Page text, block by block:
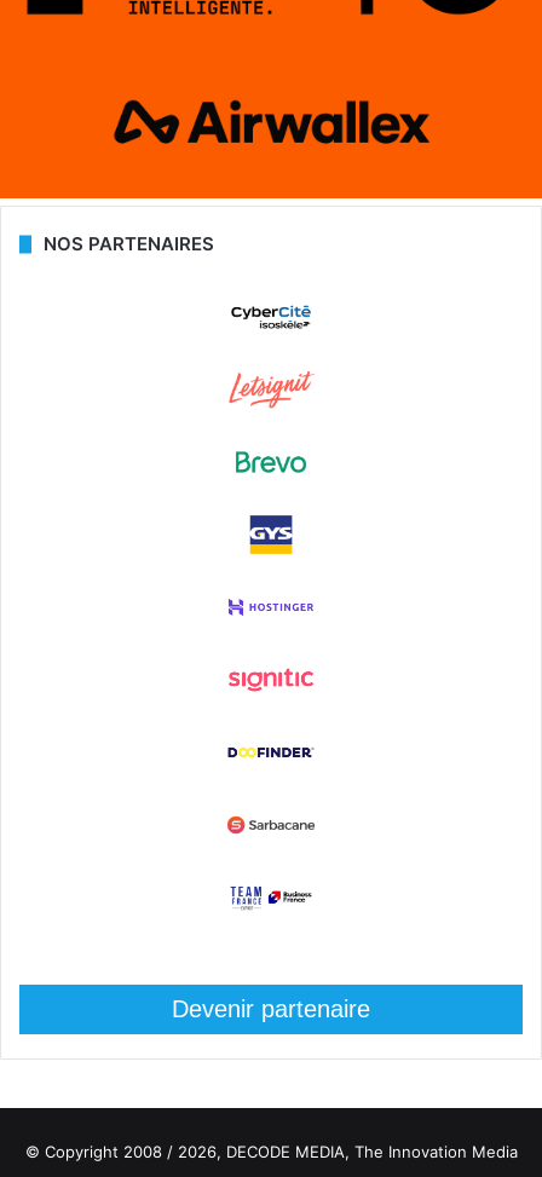
NOS PARTENAIRES
Devenir partenaire
© Copyright 2008 / 2026, DECODE MEDIA, The Innovation Media